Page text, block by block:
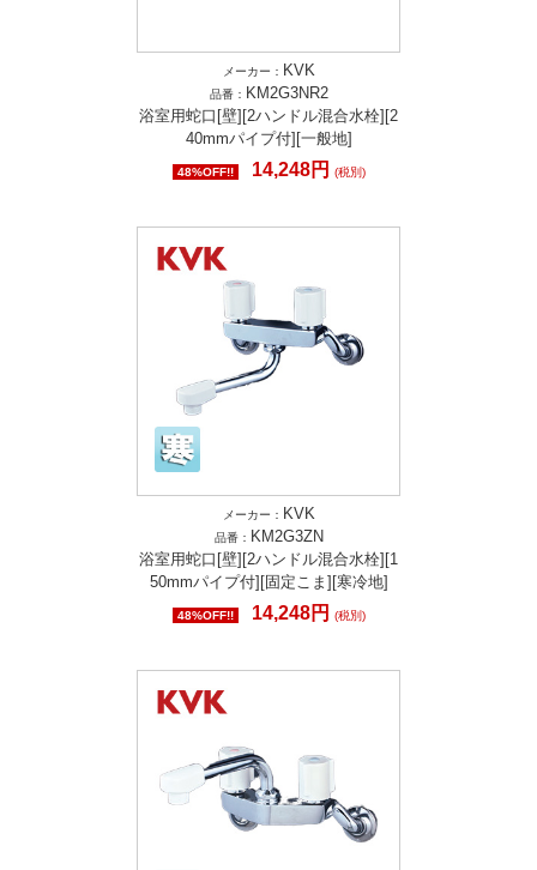
メーカー： KVK
品番： KM2G3NR2
浴室用蛇口[壁][2ハンドル混合水栓][2
40mmパイプ付][一般地]
48%OFF!! 14,248円 (税別)
メーカー： KVK
品番： KM2G3ZN
浴室用蛇口[壁][2ハンドル混合水栓][1
50mmパイプ付][固定こま][寒冷地]
48%OFF!! 14,248円 (税別)